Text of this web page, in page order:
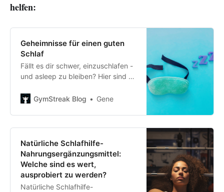
helfen:
Geheimnisse für einen guten
Schlaf
Fällt es dir schwer, einzuschlafen -
und asleep zu bleiben? Hier sind 5
die dir helfen, nachts besser zu
Leistung bringst und gut aussiehst.
GymStreak Blog Gene
Natürliche Schlafhilfe-
Nahrungsergänzungsmittel:
Welche sind es wert,
ausprobiert zu werden?
Natürliche Schlafhilfe-